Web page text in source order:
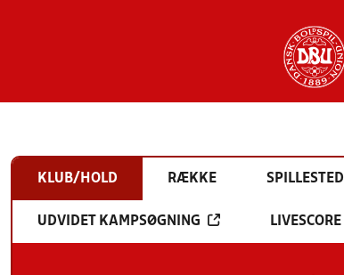
KLUB/HOLD RÆKKE SPILLESTED
UDVIDET KAMPSØGNING LIVESCORE